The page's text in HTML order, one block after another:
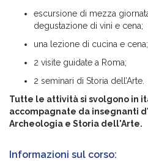
escursione di mezza
degustazione di vini e cena;
una lezione di cucina e cena;
2 visite guidate a Roma;
2 seminari di Storia dell’Arte.
Tutte le attività si svolgono in
accompagnate da insegnanti
Archeologia e Storia dell'Arte.
Informazioni sul corso: